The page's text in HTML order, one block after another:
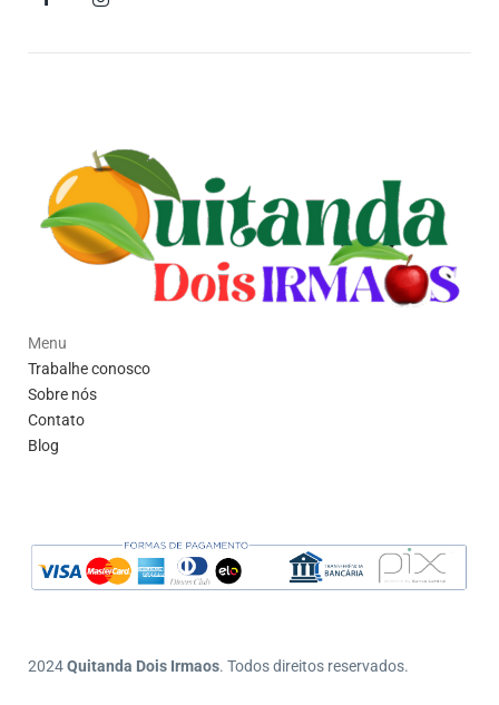
Menu
Trabalhe conosco
Sobre nós
Contato
Blog
2024Quitanda Dois Irmaos. Todos direitos reservados.